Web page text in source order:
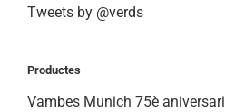
Tweets by @verds
Productes
Vambes Munich 75è aniversari